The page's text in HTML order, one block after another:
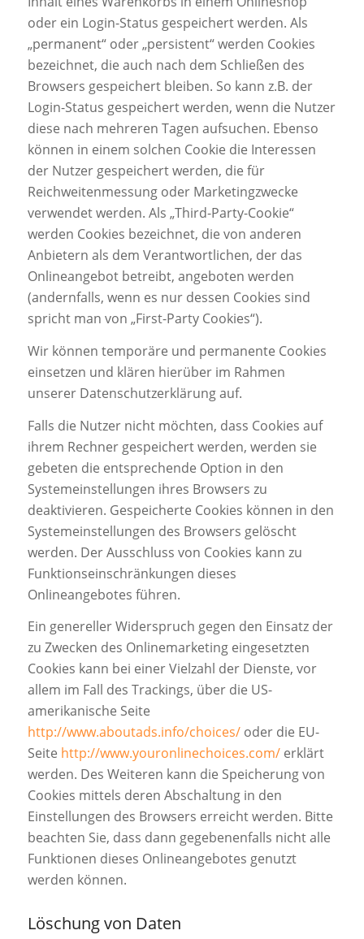
oder ein Login-Status gespeichert werden. Als
„permanent“ oder „persistent“ werden Cookies
bezeichnet, die auch nach dem Schließen des
Browsers gespeichert bleiben. So kann z.B. der
Login-Status gespeichert werden, wenn die Nutzer
diese nach mehreren Tagen aufsuchen. Ebenso
können in einem solchen Cookie die Interessen
der Nutzer gespeichert werden, die für
Reichweitenmessung oder Marketingzwecke
verwendet werden. Als „Third-Party-Cookie“
werden Cookies bezeichnet, die von anderen
Anbietern als dem Verantwortlichen, der das
Onlineangebot betreibt, angeboten werden
(andernfalls, wenn es nur dessen Cookies sind
spricht man von „First-Party Cookies“).
Wir können temporäre und permanente Cookies
einsetzen und klären hierüber im Rahmen
unserer Datenschutzerklärung auf.
Falls die Nutzer nicht möchten, dass Cookies auf
ihrem Rechner gespeichert werden, werden sie
gebeten die entsprechende Option in den
Systemeinstellungen ihres Browsers zu
deaktivieren. Gespeicherte Cookies können in den
Systemeinstellungen des Browsers gelöscht
werden. Der Ausschluss von Cookies kann zu
Funktionseinschränkungen dieses
Onlineangebotes führen.
Ein genereller Widerspruch gegen den Einsatz der
zu Zwecken des Onlinemarketing eingesetzten
Cookies kann bei einer Vielzahl der Dienste, vor
allem im Fall des Trackings, über die US-
amerikanische Seite
http://www.aboutads.info/choices/oder die EU-
Seite http://www.youronlinechoices.com/erklärt
werden. Des Weiteren kann die Speicherung von
Cookies mittels deren Abschaltung in den
Einstellungen des Browsers erreicht werden. Bitte
beachten Sie, dass dann gegebenenfalls nicht alle
Funktionen dieses Onlineangebotes genutzt
werden können.
Löschung von Daten